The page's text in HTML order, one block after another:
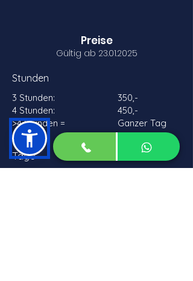
Preise
Gültig ab 23.01.2025
Stunden
3 Stunden:
4 Stunden:
>4 Stunden =
350,-
450,-
Ganzer Tag
Tage